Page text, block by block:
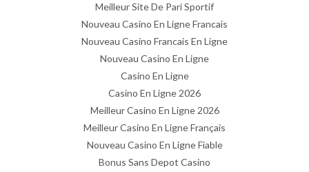
Meilleur Site De Pari Sportif
Nouveau Casino En Ligne Francais
Nouveau Casino Francais En Ligne
Nouveau Casino En Ligne
Casino En Ligne
Casino En Ligne 2026
Meilleur Casino En Ligne 2026
Meilleur Casino En Ligne Français
Nouveau Casino En Ligne Fiable
Bonus Sans Depot Casino